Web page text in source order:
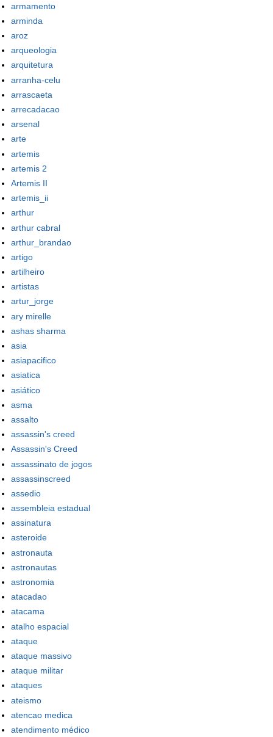
armamento
arminda
aroz
arqueologia
arquitetura
arranha-celu
arrascaeta
arrecadacao
arsenal
arte
artemis
artemis 2
Artemis II
artemis_ii
arthur
arthur cabral
arthur_brandao
artigo
artilheiro
artistas
artur_jorge
ary mirelle
ashas sharma
asia
asiapacifico
asiatica
asiático
asma
assalto
assassin's creed
Assassin's Creed
assassinato de jogos
assassinscreed
assedio
assembleia estadual
assinatura
asteroide
astronauta
astronautas
astronomia
atacadao
atacama
atalho espacial
ataque
ataque massivo
ataque militar
ataques
ateismo
atencao medica
atendimento médico